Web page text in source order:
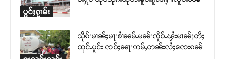
ပွင်ႈၵႂၢမ်း
သိုၵ်းမၢၼ်ႈမႃးၶၢႆၼမ်ႉမၼ်းၸိူဝ်ႉၾႆးမၢၼ်ႈတီႈ
ထုင်ႉပူင်း ၸဝ်ႈၼႃးဢမ်ႇတၼ်းလႆႈၸေးၵၼ်